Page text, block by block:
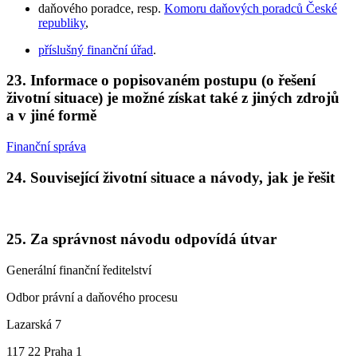
daňového poradce, resp. Komoru daňových poradců České
republiky,
příslušný finanční úřad.
23. Informace o popisovaném postupu (o řešení
životní situace) je možné získat také z jiných zdrojů
a v jiné formě
Finanční správa
24. Související životní situace a návody, jak je řešit
25. Za správnost návodu odpovídá útvar
Generální finanční ředitelství
Odbor právní a daňového procesu
Lazarská 7
117 22 Praha 1